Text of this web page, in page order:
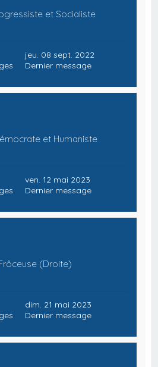
et Socialiste
jeu. 08 sept. 2022
Dernier message
et Humaniste
ven. 12 mai 2023
Dernier message
(Droite)
dim. 21 mai 2023
Dernier message